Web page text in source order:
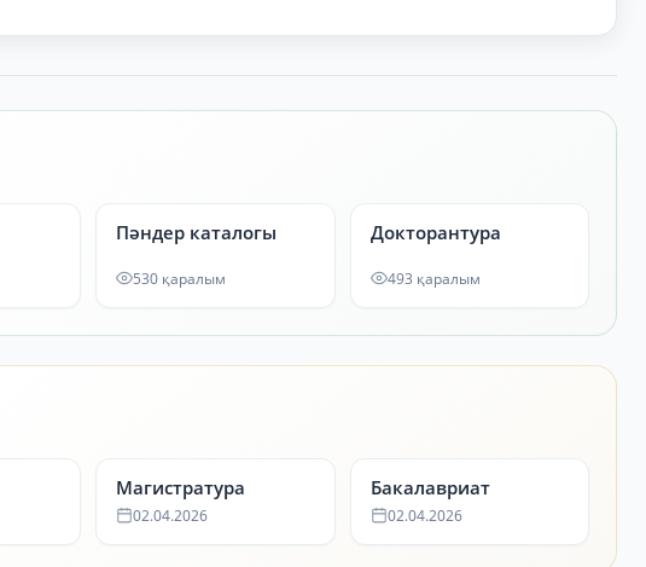
Пәндер каталогы
530 қаралым
Докторантура
493 қаралым
Магистратура
02.04.2026
Бакалавриат
02.04.2026